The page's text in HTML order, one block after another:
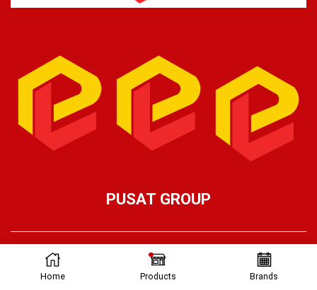
Home Products Brands
PUSAT GROUP
Ⓒ Pusat Lifting 2026 – Part of Pusat Group